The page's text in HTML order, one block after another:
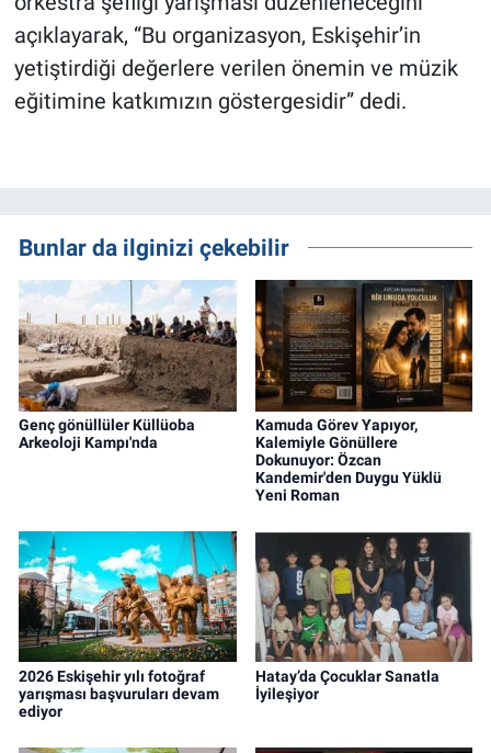
açıklayarak, “Bu organizasyon, Eskişehir’in
yetiştirdiği değerlere verilen önemin ve müzik
eğitimine katkımızın göstergesidir” dedi.
Bunlar da ilginizi çekebilir
Genç gönüllüler Küllüoba
Arkeoloji Kampı'nda
Kamuda Görev Yapıyor,
Kalemiyle Gönüllere
Dokunuyor: Özcan
Kandemir'den Duygu Yüklü
Yeni Roman
2026 Eskişehir yılı fotoğraf
yarışması başvuruları devam
ediyor
Hatay’da Çocuklar Sanatla
İyileşiyor